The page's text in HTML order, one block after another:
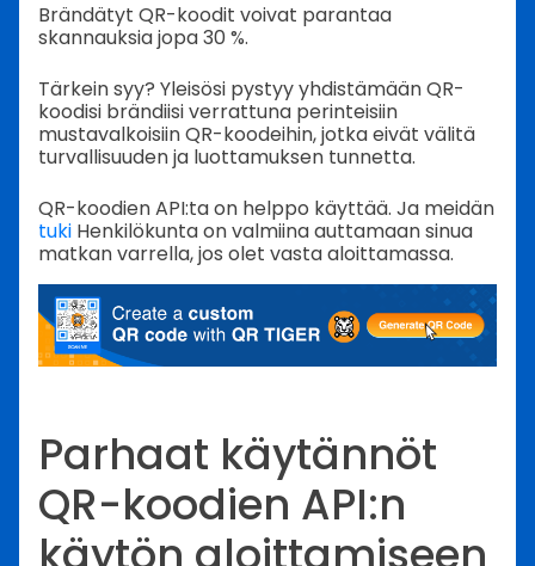
Brändätyt QR-koodit voivat parantaa
skannauksia jopa 30 %.
Tärkein syy? Yleisösi pystyy yhdistämään QR-
koodisi brändiisi verrattuna perinteisiin
mustavalkoisiin QR-koodeihin, jotka eivät välitä
turvallisuuden ja luottamuksen tunnetta.
QR-koodien API:ta on helppo käyttää. Ja meidän
tuki Henkilökunta on valmiina auttamaan sinua
matkan varrella, jos olet vasta aloittamassa.
Parhaat käytännöt
QR-koodien API:n
käytön aloittamiseen